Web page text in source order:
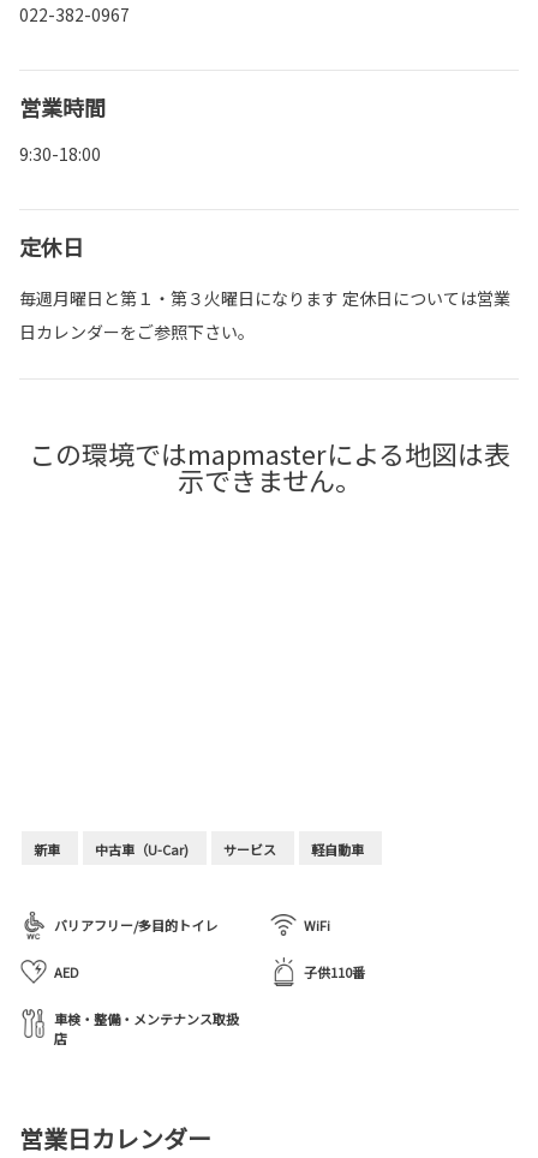
022-382-0967
営業時間
9:30-18:00
定休日
毎週月曜日と第１・第３火曜日になります 定休日については営業
日カレンダーをご参照下さい。
新車 中古車（U-Car) サービス 軽自動車
バリアフリー/多目的トイレ WiFi
AED 子供110番
車検・整備・メンテナンス取扱
店
この環境ではmapmasterによる地図は表
示できません。
営業日カレンダー